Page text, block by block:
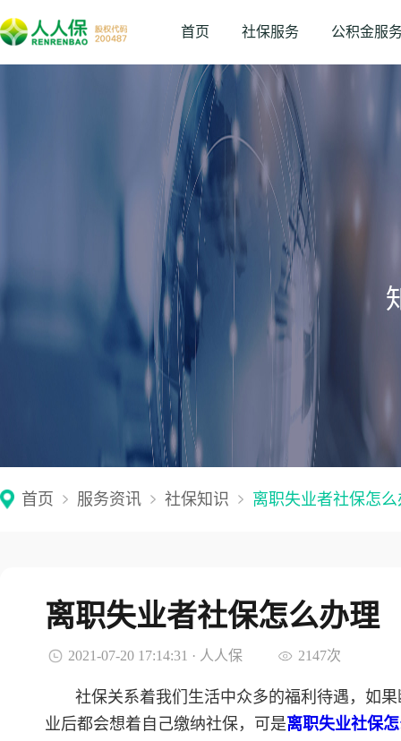
首页 社保服务 公积金服
首页 服务资讯 社保知识 离职失业者社保怎
离职失业者社保怎么办理
2021-07-20 17:14:31 · 人人保 2147次
社保关系着我们生活中众多的福利待遇，如
业后都会想着自己缴纳社保，可是离职失业社保